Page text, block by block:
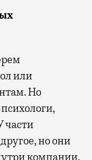
или
Но
части
но они
компании.